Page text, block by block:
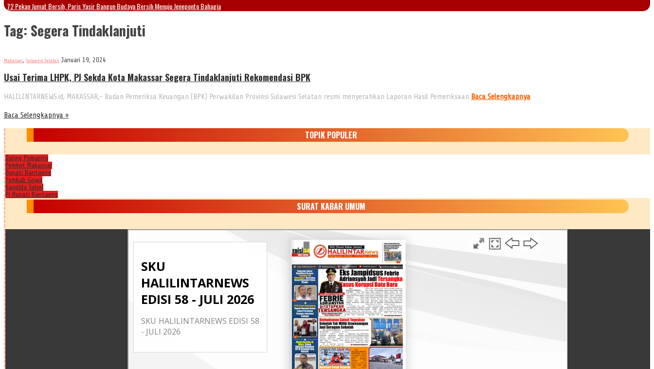
72 Pekan Jumat Bersih, Paris Yasir Bangun Budaya Bersih Menuju Jeneponto Bahagia
Tag: Segera Tindaklanjuti
Makassar, Sulawesi Selatan Januari 19, 2024
Usai Terima LHPK, PJ Sekda Kota Makassar Segera Tindaklanjuti Rekomendasi BPK
HALILINTARNEWS.id, MAKASSAR,- Badan Pemeriksa Keuangan (BPK) Perwakilan Provinsi Sulawesi Selatan resmi menyerahkan Laporan Hasil Pemeriksaan Baca Selengkapnya
Baca Selengkapnya »
TOPIK POPULER
Danny Pomanto
Pemkot Makassar
Bupati Bantaeng
Pemkab Gowa
Kapolda Sulsel
Pj Bupati Bantaeng
SURAT KABAR UMUM